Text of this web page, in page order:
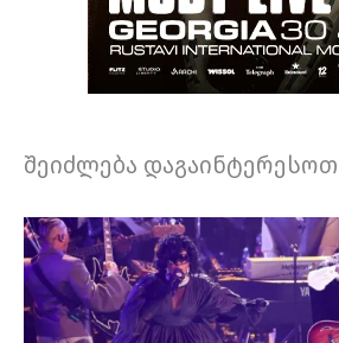
შეიძლება დაგაინტერესოთ